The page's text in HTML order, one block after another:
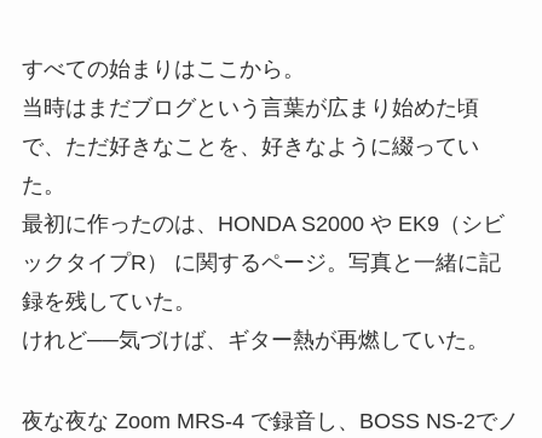
すべての始まりはここから。
当時はまだブログという言葉が広まり始めた頃
で、ただ好きなことを、好きなように綴ってい
た。
最初に作ったのは、HONDA S2000 や EK9（シビ
ックタイプR） に関するページ。写真と一緒に記
録を残していた。
けれど──気づけば、ギター熱が再燃していた。
夜な夜な Zoom MRS-4 で録音し、BOSS NS-2でノ